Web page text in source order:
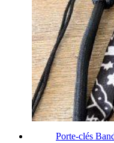
Porte-clés